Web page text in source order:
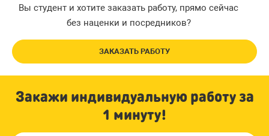
Вы студент и хотите заказать работу, прямо сейчас
без наценки и посредников?
ЗАКАЗАТЬ РАБОТУ
Закажи индивидуальную работу за
1 минуту!